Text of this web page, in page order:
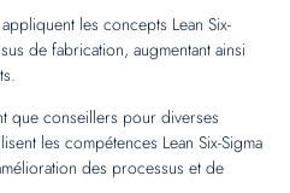
les concepts Lean Six-
de fabrication, augmentant ainsi
que conseillers pour diverses
les compétences Lean Six-Sigma
des processus et de